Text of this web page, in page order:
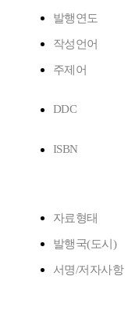
발행연도
작성언어
주제어
DDC
ISBN
자료형태
발행국(도시)
서명/저자사항